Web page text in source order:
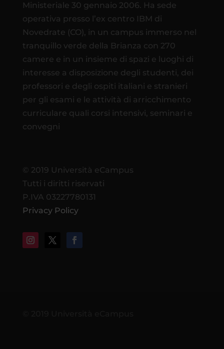
Ministeriale 30 gennaio 2006. Ha sede
operativa presso l’ex centro IBM di
Novedrate (CO), in un campus immerso nel
tranquillo verde della Brianza con 270
camere e in un insieme di spazi e luoghi di
interesse a disposizione degli studenti, dei
professori e degli ospiti italiani e stranieri
per gli esami e le attività di arricchimento
curriculare quali corsi intensivi, seminari e
convegni
© 2019 Università eCampus
Tutti i diritti riservati
P.IVA 03227780131
Privacy Policy